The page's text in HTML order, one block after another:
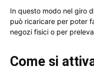
In questo modo nel giro
può ricaricare per poter
negozi fisici o per
Come si